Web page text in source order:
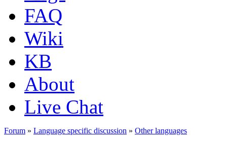
FAQ
Wiki
KB
About
Live Chat
Forum » Language specific discussion » Other languages